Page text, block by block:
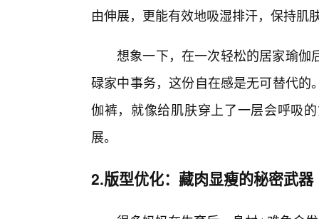
由伸展，更能有效地吸湿排汗，保持肌
想象一下，在一次轻松的居家瑜伽
碌家中事务，这份自在感是无可替代
伽裤，就像给肌肤穿上了一层会呼吸
展。
2.版型优化：藏肉显瘦的秘密武器